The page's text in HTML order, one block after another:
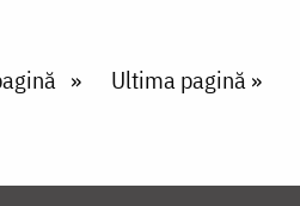
Last page
Ultima pagină »